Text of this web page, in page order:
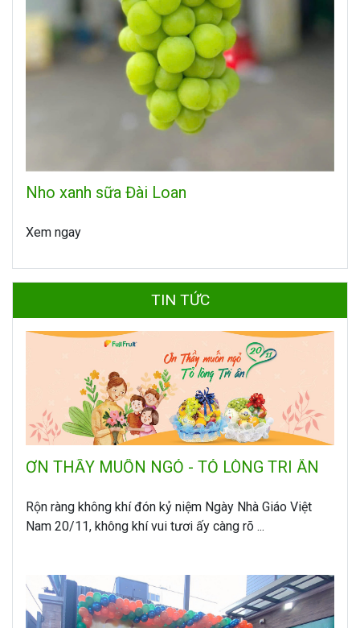
Nho xanh sữa Đài Loan
Xem ngay
TIN TỨC
ƠN THẦY MUỐN NGỎ - TỎ LÒNG TRI ÂN
Rộn ràng không khí đón kỷ niệm Ngày Nhà Giáo Việt
Nam 20/11, không khí vui tươi ấy càng rõ ...